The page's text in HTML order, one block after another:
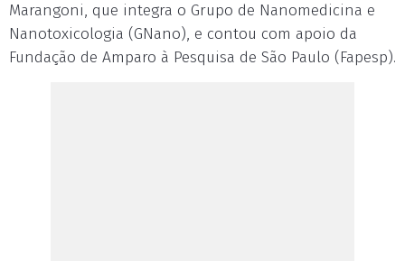
Marangoni, que integra o Grupo de Nanomedicina e
Nanotoxicologia (GNano), e contou com apoio da
Fundação de Amparo à Pesquisa de São Paulo (Fapesp).